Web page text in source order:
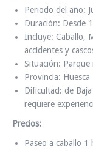
Periodo del año:
Duración: Desde
Incluye: Caballo,
accidentes y
Situación: Parque
Provincia: Huesca
Dificultad: de
requiere
Precios:
Paseo a caballo 1